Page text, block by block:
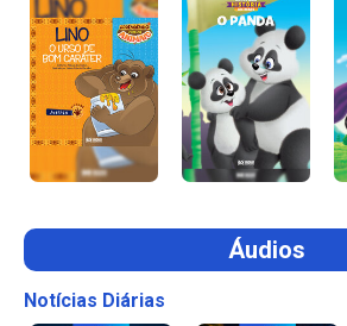
Áudios
Notícias Diárias